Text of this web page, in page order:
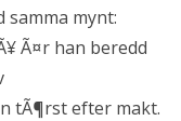
samma mynt:
Ã¤r han beredd
tÃ¶rst efter makt.